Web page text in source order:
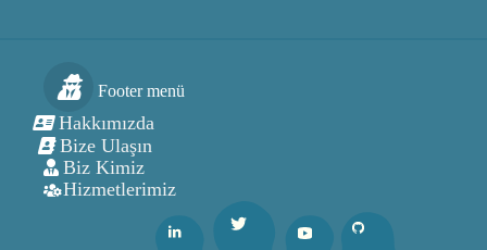
Footer menü
Hakkımızda
Bize Ulaşın
Biz Kimiz
Hizmetlerimiz
Linkedin Twitter Youtube Github